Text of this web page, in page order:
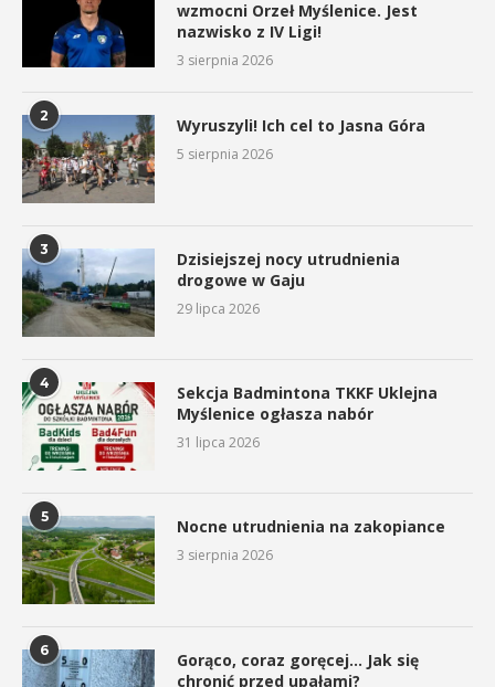
wzmocni Orzeł Myślenice. Jest
nazwisko z IV Ligi!
3 sierpnia 2026
2 Wyruszyli! Ich cel to Jasna Góra
5 sierpnia 2026
3
Dzisiejszej nocy utrudnienia
drogowe w Gaju
29 lipca 2026
4
Sekcja Badmintona TKKF Uklejna
Myślenice ogłasza nabór
31 lipca 2026
5 Nocne utrudnienia na zakopiance
3 sierpnia 2026
6
Gorąco, coraz goręcej… Jak się
chronić przed upałami?